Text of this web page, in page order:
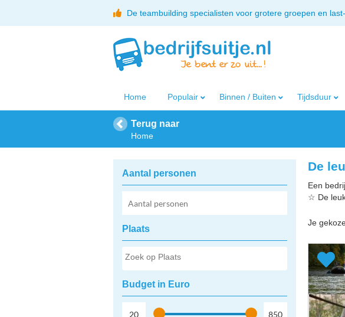
De teambuilding specialisten voor grotere groepen en
Home Populair Binnen / Buiten Tijdsduur
Terug naar
Home
Aantal personen
Plaats
Budget in Euro
De
Een
☆ De
Je